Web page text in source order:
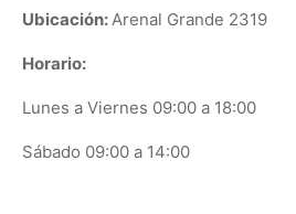
Ubicación:Arenal Grande 2319
Horario:
Lunes a Viernes 09:00 a 18:00
Sábado 09:00 a 14:00